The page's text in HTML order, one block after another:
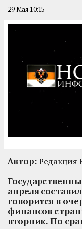
29 Мая 10:15
Автор: Редакция
апреля
говорится в
финансов
вторник. По